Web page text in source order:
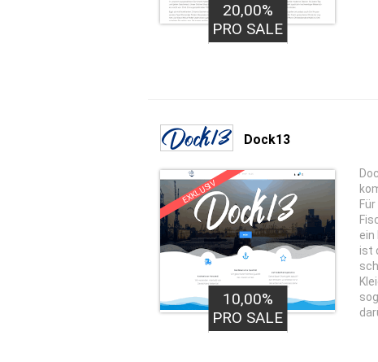
20,00%
PRO SALE
Dock13
EXKLUSIV
10,00%
PRO SALE
ein
ist